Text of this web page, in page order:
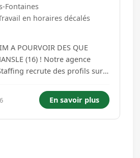
Fontaines
en horaires décalés
A POURVOIR DES QUE
! Notre agence
recrute des profils sur
compte et rédiger les
-Cont...
En savoir plus